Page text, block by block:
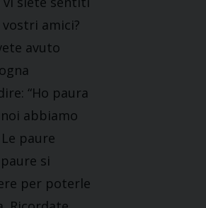
amici?
avuto
“Ho paura
abbiamo
paure
si
per poterle